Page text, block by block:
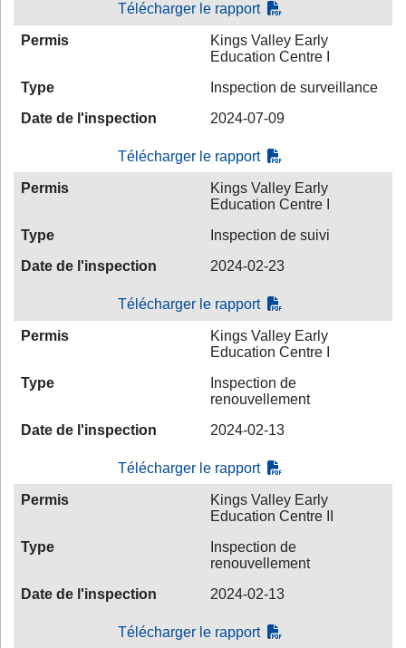
Télécharger le rapport
Permis
Kings Valley Early
Education Centre I
Type
Inspection de surveillance
Date de l'inspection
2024-07-09
Télécharger le rapport
Permis
Kings Valley Early
Education Centre I
Type
Inspection de suivi
Date de l'inspection
2024-02-23
Télécharger le rapport
Permis
Kings Valley Early
Education Centre I
Type
Inspection de
renouvellement
Date de l'inspection
2024-02-13
Télécharger le rapport
Permis
Kings Valley Early
Education Centre II
Type
Inspection de
renouvellement
Date de l'inspection
2024-02-13
Télécharger le rapport